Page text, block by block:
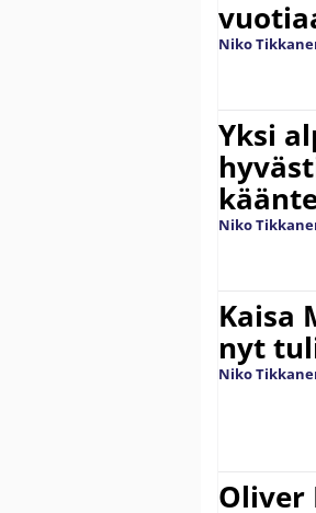
Niko
Yksi
Niko
Kaisa
nyt
Niko
Oliver